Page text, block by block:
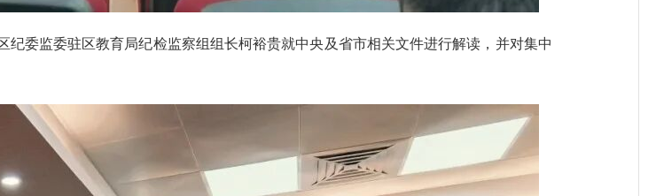
监委驻区教育局纪检监察组组长柯裕贵就中央及省市相关文件进行解读，并对集中